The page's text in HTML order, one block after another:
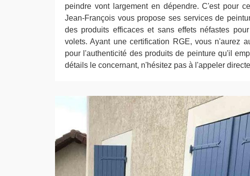
peindre vont largement en dépendre. C'est pour
Jean-François vous propose ses services de
des produits efficaces et sans effets néfastes
volets. Ayant une certification RGE, vous n'aurez
pour l'authenticité des produits de peinture qu'il
détails le concernant, n'hésitez pas à l'appeler